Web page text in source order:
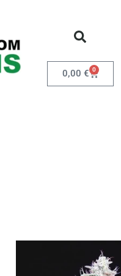
0,00 € 0